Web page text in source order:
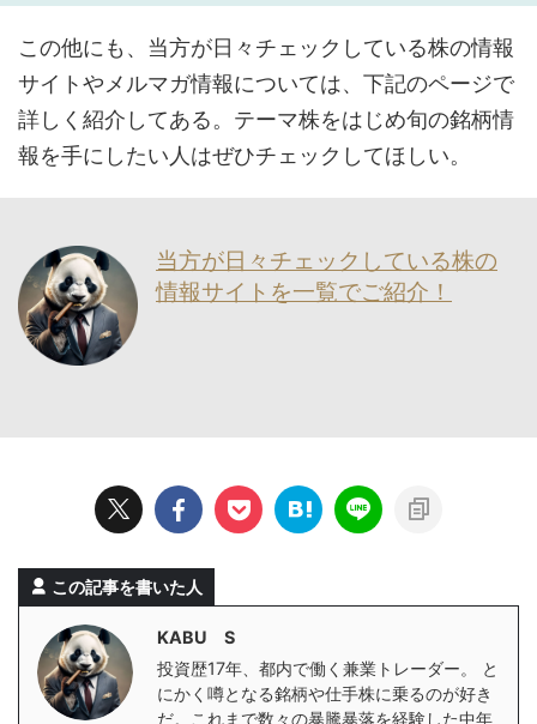
この他にも、当方が日々チェックしている株の情報
サイトやメルマガ情報については、下記のページで
詳しく紹介してある。テーマ株をはじめ旬の銘柄情
報を手にしたい人はぜひチェックしてほしい。
当方が日々チェックしている株の
情報サイトを一覧でご紹介！
この記事を書いた人
KABU S
投資歴17年、都内で働く兼業トレーダー。 と
にかく噂となる銘柄や仕手株に乗るのが好き
だ。これまで数々の暴騰暴落を経験した中年